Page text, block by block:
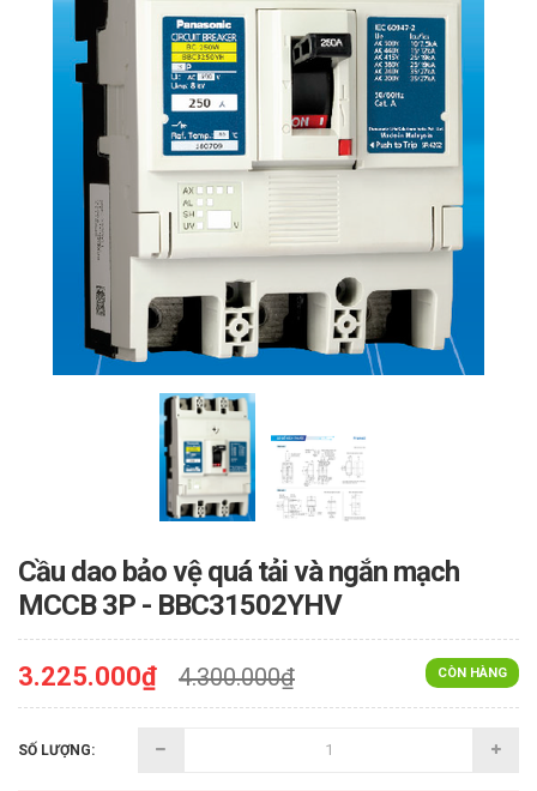
Cầu dao bảo vệ quá tải và ngắn mạch
MCCB 3P - BBC31502YHV
CÒN HÀNG
3.225.000₫ 4.300.000₫
SỐ LƯỢNG: